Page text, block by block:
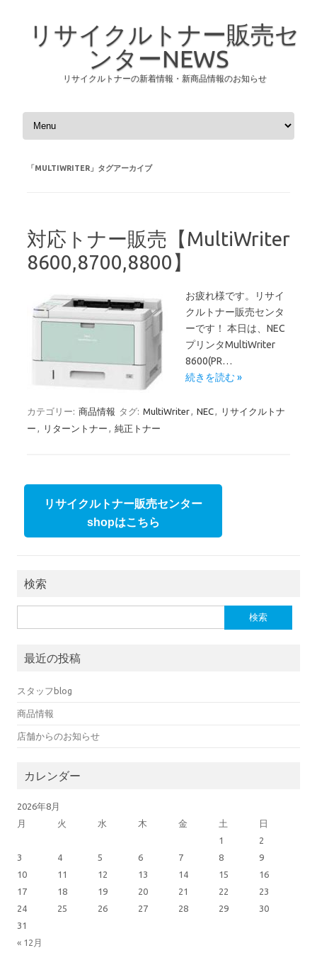
リサイクルトナー販売セ
ンターNEWS
リサイクルトナーの新着情報・新商品情報のお知らせ
コンテンツへスキップ
「MULTIWRITER 」タグアーカイブ
対応トナー販売【MultiWriter
8600,8700,8800】
お疲れ様です。リサイ
クルトナー販売センタ
ーです！ 本日は、NEC
プリンタMultiWriter
8600(PR…
続きを読む »
カテゴリー: 商品情報 タグ: MultiWriter, NEC,
リサイクルトナ
ー , リターントナー , 純正トナー
リサイクルトナー販売センター
shopはこちら
検索
最近の投稿
スタッフblog
商品情報
店舗からのお知らせ
カレンダー
2026年8月
月
火 水 木 金 土 日
« 12月
1
2
3
4 5 6 7 8
9
10
11 12 13 14 15
16
17
18 19 20 21 22
23
24
25 26 27 28 29
30
31